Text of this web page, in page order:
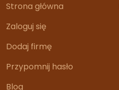
Strona główna
Zaloguj się
Dodaj firmę
Przypomnij hasło
Blog